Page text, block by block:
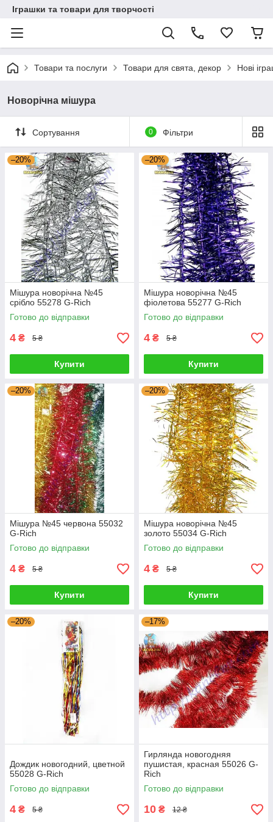
Іграшки та товари для творчості
Товари та послуги Товари для свята, декор Нові
Новорічна мішура
Сортування 0 Фільтри
–20%
Мішура новорічна №45
срібло 55278 G-Rich
Готово до відправки
4 ₴ 5 ₴
Купити
–20%
Мішура новорічна №45
фіолетова 55277 G-Rich
Готово до відправки
4 ₴ 5 ₴
Купити
–20%
Мішура №45 червона 55032
G-Rich
Готово до відправки
4 ₴ 5 ₴
Купити
–20%
Мішура новорічна №45
золото 55034 G-Rich
Готово до відправки
4 ₴ 5 ₴
Купити
–20%
Дождик новогодний, цветной
55028 G-Rich
Готово до відправки
4 ₴ 5 ₴
–17%
Гирлянда новогодняя
пушистая, красная 55026 G-
Rich
Готово до відправки
10 ₴ 12 ₴